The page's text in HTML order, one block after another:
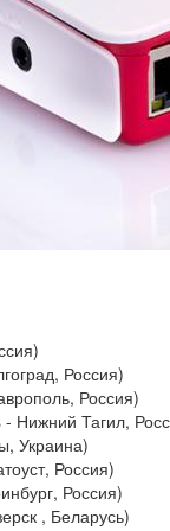
Россия)
Россия)
- Нижний Тагил,
Украина)
Россия)
Россия)
, Беларусь)